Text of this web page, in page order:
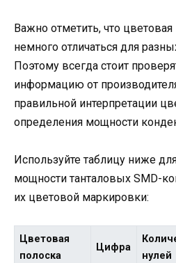
Важно отметить, что
немного отличаться для
Поэтому всегда стоит
информацию от
правильной интерпретации
определения мощности
Используйте таблицу ниже
мощности танталовых SMD-
их цветовой маркировки:
Цветовая
полоска
Цифра
нулей